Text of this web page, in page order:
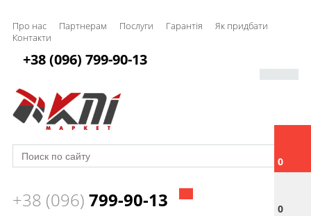
Про нас Партнерам Послуги Гарантія
Як придбати
Контакти
0
0
+38 (096) 799-90-13
+38 (096) 799-90-13